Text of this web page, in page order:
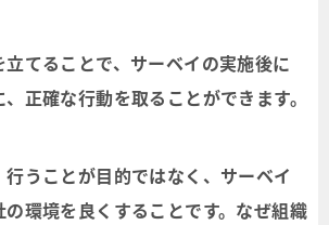
てることで、サーベイの実施後に
正確な行動を取ることができます。
うことが目的ではなく、サーベイ
環境を良くすることです。なぜ組織